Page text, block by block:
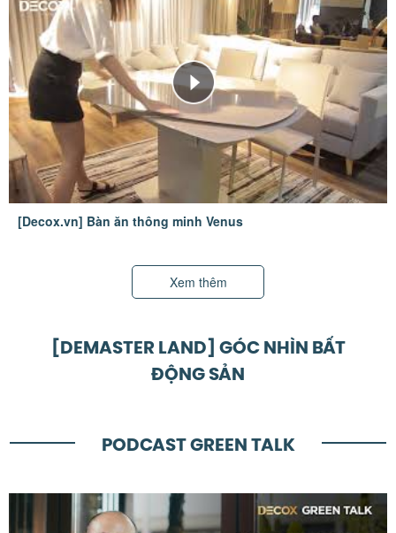
[Decox.vn] Bàn ăn thông minh Venus
Xem thêm
[DEMASTER LAND] GÓC NHÌN BẤT
ĐỘNG SẢN
PODCAST GREEN TALK